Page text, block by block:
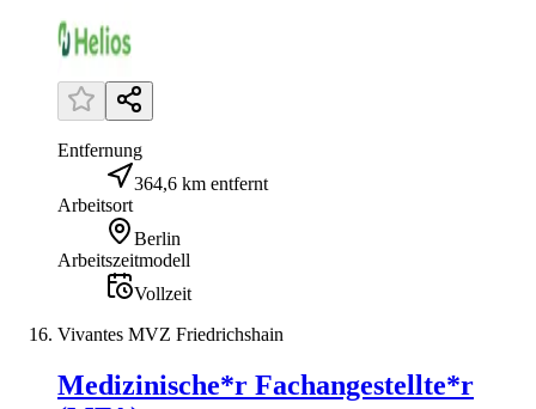
Entfernung
364,6 km entfernt
Arbeitsort
Berlin
Arbeitszeitmodell
Vollzeit
Vivantes MVZ Friedrichshain
Medizinische*r Fachangestellte*r